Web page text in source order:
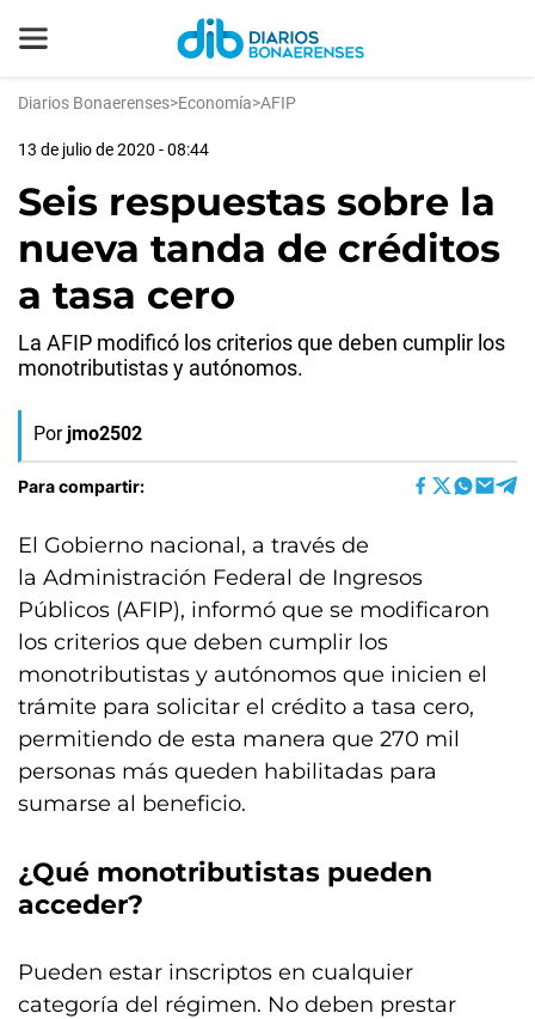
Diarios Bonaerenses>Economía>AFIP
13 de julio de 2020 - 08:44
Seis respuestas sobre la
nueva tanda de créditos
a tasa cero
La AFIP modificó los criterios que deben cumplir los
monotributistas y autónomos.
Por jmo2502
Para compartir:
El Gobierno nacional, a través de
la Administración Federal de Ingresos
Públicos (AFIP), informó que se modificaron
los criterios que deben cumplir los
monotributistas y autónomos que inicien el
trámite para solicitar el crédito a tasa cero,
permitiendo de esta manera que 270 mil
personas más queden habilitadas para
sumarse al beneficio.
¿Qué monotributistas pueden
acceder?
Pueden estar inscriptos en cualquier
categoría del régimen. No deben prestar